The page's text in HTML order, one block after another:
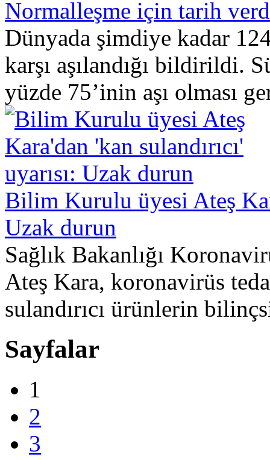
Normalleşme için tarih
Dünyada şimdiye kadar
karşı aşılandığı bildirildi.
yüzde 75’inin aşı olması
Bilim Kurulu üyesi Ateş
Uzak durun
Sağlık Bakanlığı
Ateş Kara, koronavirüs
sulandırıcı ürünlerin
Sayfalar
1
2
3